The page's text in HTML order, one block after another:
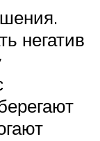
негатив